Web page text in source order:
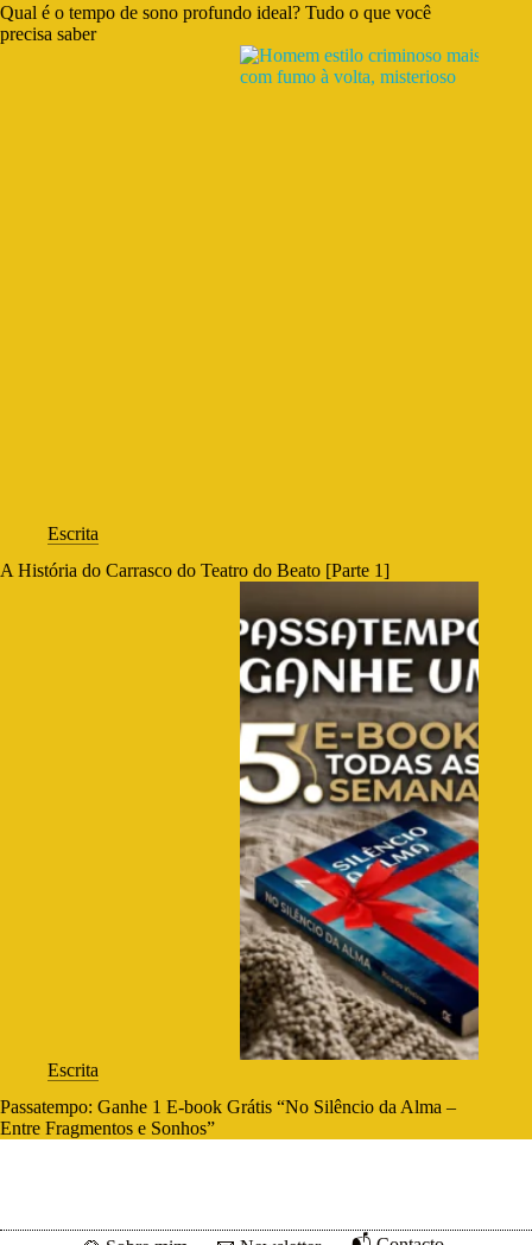
Qual é o tempo de sono profundo ideal? Tudo o que você
precisa saber
Escrita
A História do Carrasco do Teatro do Beato [Parte 1]
Escrita
Passatempo: Ganhe 1 E-book Grátis “No Silêncio da Alma –
Entre Fragmentos e Sonhos”